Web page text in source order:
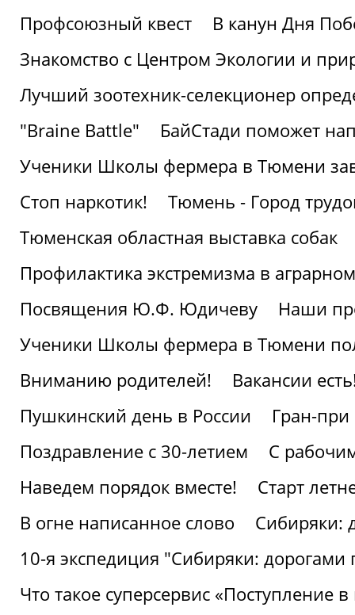
Профсоюзный квест
В канун Дня
Знакомство с Центром Экологии и
Лучший зоотехник-селекционер
"Braine Battle"
БайСтади поможет
Ученики Школы фермера в Тюмени
Стоп наркотик!
Тюмень - Город
Тюменская областная выставка собак
Профилактика экстремизма в аграрном
Посвящения Ю.Ф. Юдичеву
Наши
Ученики Школы фермера в Тюмени
Вниманию родителей!
Вакансии
Пушкинский день в России
Гран-
Поздравление с 30-летием
С
Наведем порядок вместе!
Старт
В огне написанное слово
Сибиряки:
10-я экспедиция "Сибиряки: дорогами
Что такое суперсервис «Поступление